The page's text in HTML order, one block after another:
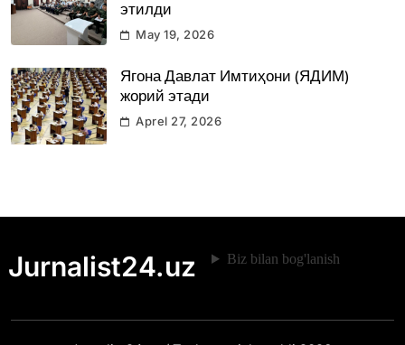
этилди
May 19, 2026
Ягона Давлат Имтиҳони (ЯДИМ)
жорий этади
Aprel 27, 2026
Jurnalist24.uz Biz bilan bog'lanish